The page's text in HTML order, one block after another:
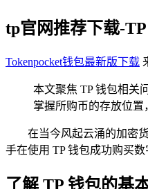
tp官网推荐下载-
Tokenpocket钱包最新版下载
本文聚焦 TP 钱包相关
掌握所购币的存放位置
在当今风起云涌的加密
手在使用 TP 钱包成功购买
了解 TP 钱包的基